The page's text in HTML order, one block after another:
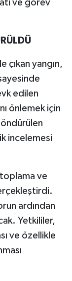
ve görev
çıkan yangın,
edilen
önlemek için
incelemesi
ve
ardından
Yetkililer,
ve özellikle